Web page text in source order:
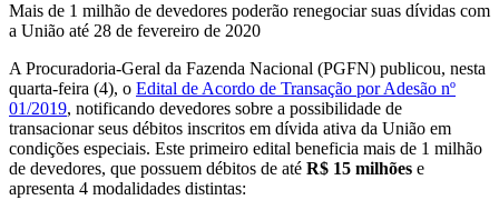
Mais de 1 milhão de devedores poderão renegociar suas dívidas com
a União até 28 de fevereiro de 2020
A Procuradoria-Geral da Fazenda Nacional (PGFN) publicou, nesta
quarta-feira (4), o Edital de Acordo de Transação por Adesão nº
01/2019, notificando devedores sobre a possibilidade de
transacionar seus débitos inscritos em dívida ativa da União em
condições especiais. Este primeiro edital beneficia mais de 1 milhão
de devedores, que possuem débitos de até R$ 15 milhões e
apresenta 4 modalidades distintas: